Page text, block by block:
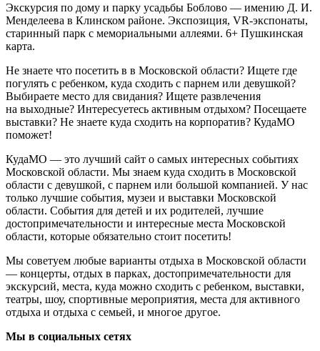
Экскурсия по дому и парку усадьбы Боблово — имению Д. И.
Менделеева в Клинском районе. Экспозиция, VR-экспонаты,
старинный парк с мемориальными аллеями. 6+ Пушкинская
карта.
Не знаете что посетить в в Московской области? Ищете где
погулять с ребенком, куда сходить с парнем или девушкой?
Выбираете место для свидания? Ищете развлечения
на выходные? Интересуетесь активным отдыхом? Посещаете
выставки? Не знаете куда сходить на корпоратив? КудаМО
поможет!
КудаМО — это лучший сайт о самых интересных событиях
Московской области. Мы знаем куда сходить в Московской
области с девушкой, с парнем или большой компанией. У нас
только лучшие события, музеи и выставки Московской
области. События для детей и их родителей, лучшие
достопримечательности и интересные места Московской
области, которые обязательно стоит посетить!
Мы советуем любые варианты отдыха в Московской области
— концерты, отдых в парках, достопримечательности для
экскурсий, места, куда можно сходить с ребенком, выставки,
театры, шоу, спортивные мероприятия, места для активного
отдыха и отдыха с семьей, и многое другое.
Мы в социальных сетях